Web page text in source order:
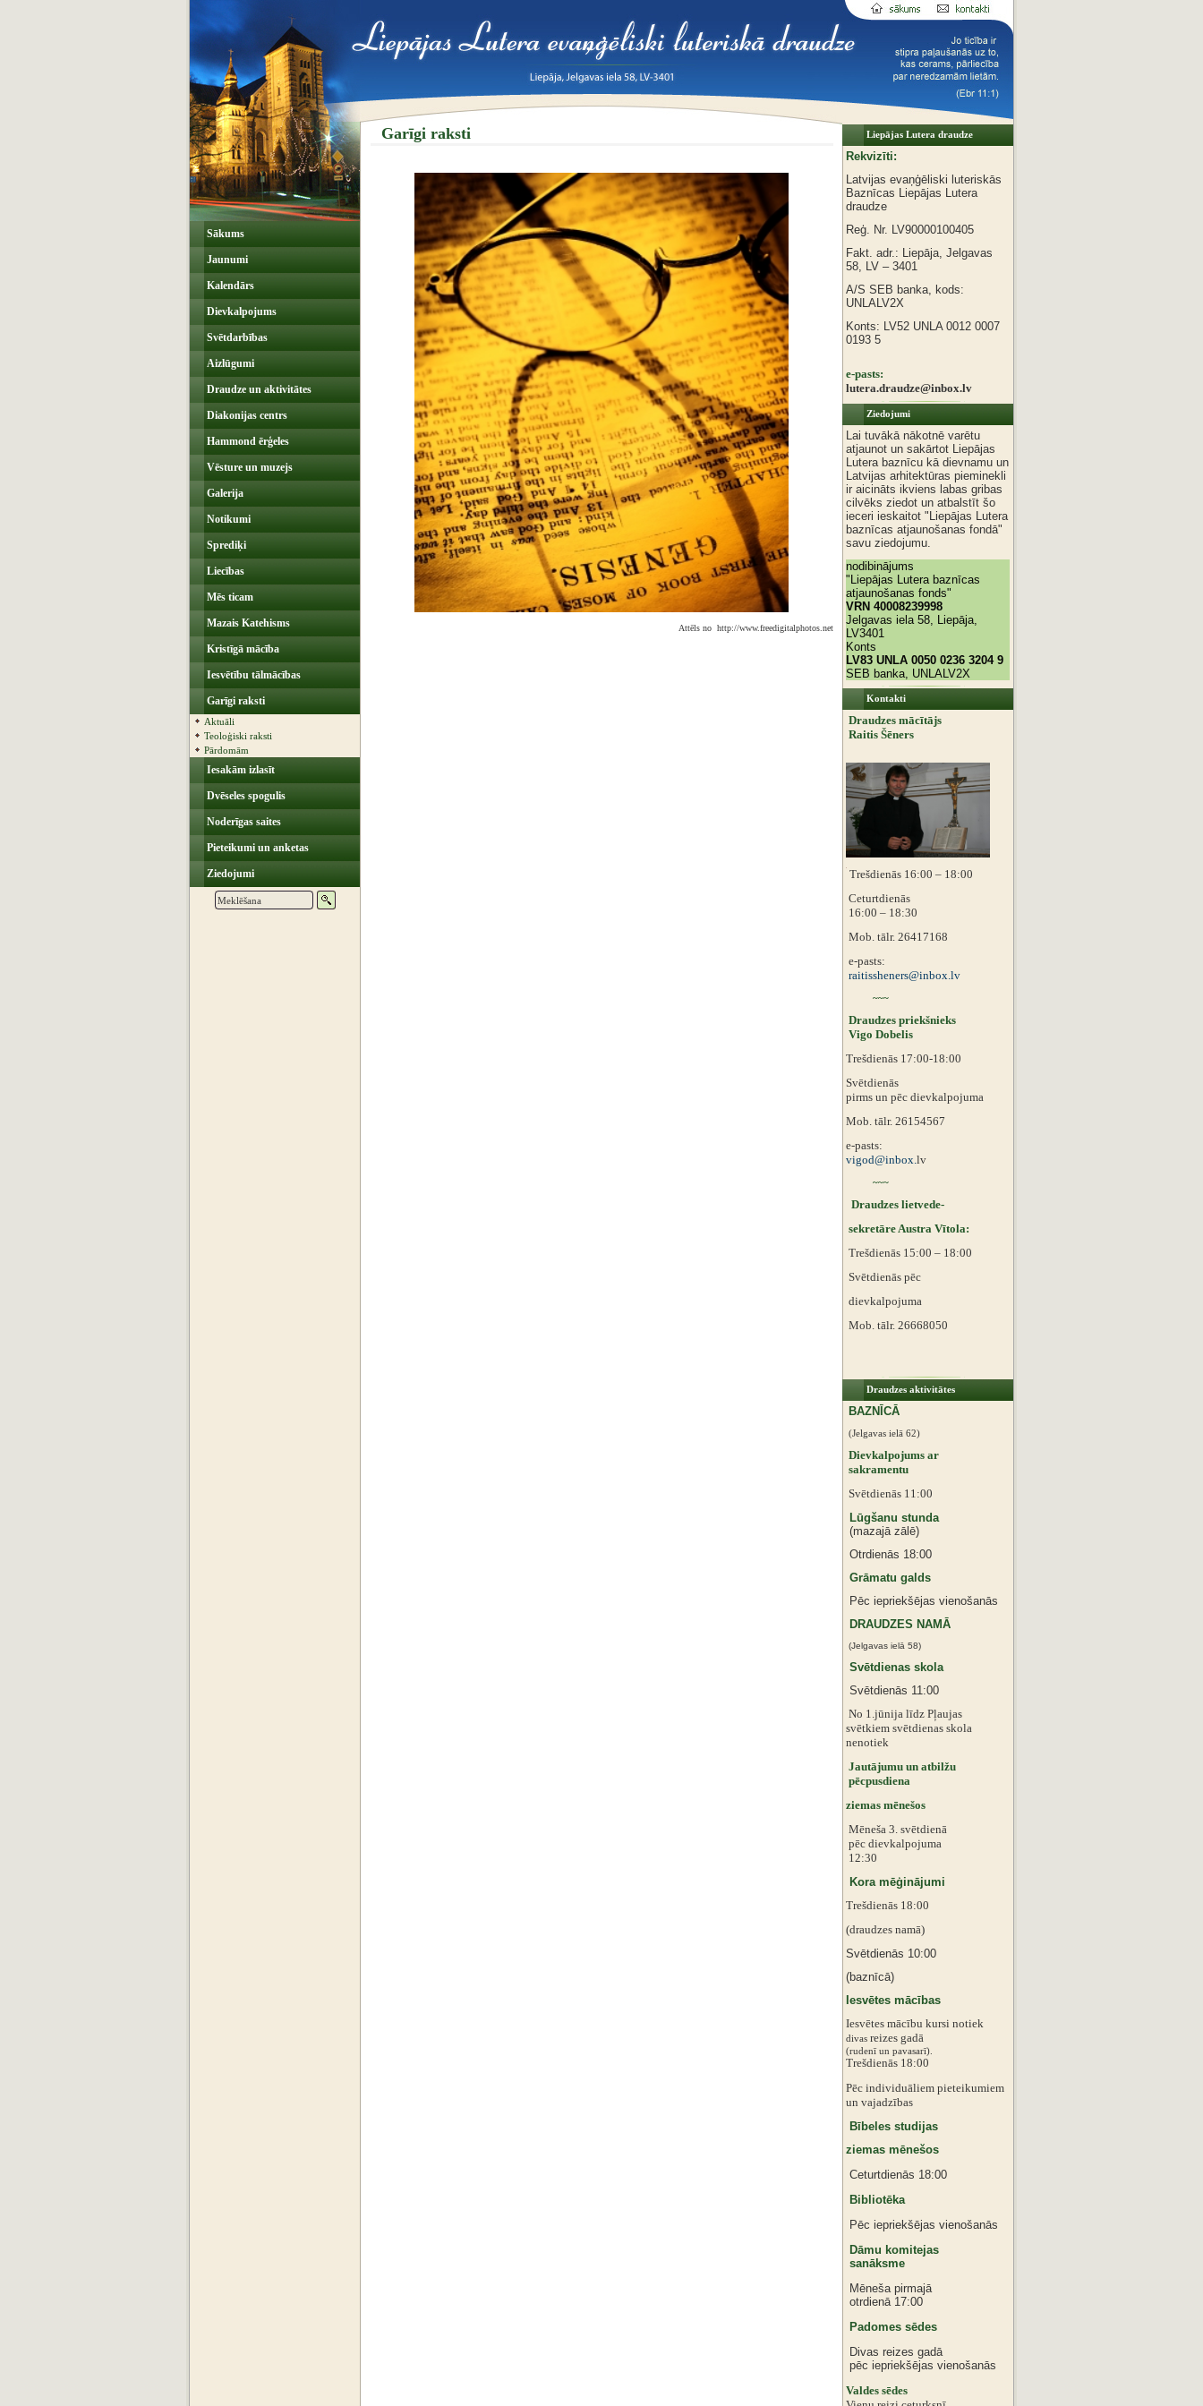
Sākums
Jaunumi
Kalendārs
Dievkalpojums
Svētdarbības
Aizlūgumi
Draudze un aktivitātes
Diakonijas centrs
Hammond ērģeles
Vēsture un muzejs
Galerija
Notikumi
Sprediķi
Liecības
Mēs ticam
Mazais Katehisms
Kristīgā mācība
Iesvētību tālmācības
Garīgi raksti
Aktuāli
Teoloģiski raksti
Pārdomām
Iesakām izlasīt
Dvēseles spogulis
Noderīgas saites
Pieteikumi un anketas
Ziedojumi
Garīgi raksti
Attēls no http://www.freedigitalphotos.net
Liepājas Lutera draudze
Rekvizīti:
Latvijas evaņģēliski luteriskās
Baznīcas Liepājas Lutera
draudze
Reģ. Nr. LV90000100405
Fakt. adr.: Liepāja, Jelgavas
58, LV – 3401
A/S SEB banka, kods:
UNLALV2X
Konts: LV52 UNLA 0012 0007
0193 5
e-pasts:
lutera.draudze@inbox.lv
Ziedojumi
Lai tuvākā nākotnē varētu
atjaunot un sakārtot Liepājas
Lutera baznīcu kā dievnamu un
Latvijas arhitektūras pieminekli
ir aicināts ikviens labas gribas
cilvēks ziedot un atbalstīt šo
ieceri ieskaitot "Liepājas Lutera
baznīcas atjaunošanas fondā"
savu ziedojumu.
nodibinājums
"Liepājas Lutera baznīcas
atjaunošanas fonds"
VRN 40008239998
Jelgavas iela 58, Liepāja,
LV3401
Konts
LV83 UNLA 0050 0236 3204 9
SEB banka, UNLALV2X
Kontakti
Draudzes mācītājs
Raitis Šēners
Trešdienās 16:00 – 18:00
Ceturtdienās
16:00 – 18:30
Mob. tālr. 26417168
e-pasts:
raitissheners@inbox.lv
~~~
Draudzes priekšnieks
Vigo Dobelis
Trešdienās 17:00-18:00
Svētdienās
pirms un pēc dievkalpojuma
Mob. tālr. 26154567
e-pasts:
vigod@inbox.lv
~~~
Draudzes lietvede-
sekretāre Austra Vītola:
Trešdienās 15:00 – 18:00
Svētdienās pēc
dievkalpojuma
Mob. tālr. 26668050
Draudzes aktivitātes
BAZNĪCĀ
(Jelgavas ielā 62)
Dievkalpojums ar
sakramentu
Svētdienās 11:00
Lūgšanu stunda
(mazajā zālē)
Otrdienās 18:00
Grāmatu galds
Pēc iepriekšējas vienošanās
DRAUDZES NAMĀ
(Jelgavas ielā 58)
Svētdienas skola
Svētdienās 11:00
No 1.jūnija līdz Pļaujas
svētkiem svētdienas skola
nenotiek
Jautājumu un atbilžu
pēcpusdiena
ziemas mēnešos
Mēneša 3. svētdienā
pēc dievkalpojuma
12:30
Kora mēģinājumi
Trešdienās 18:00
(draudzes namā)
Svētdienās 10:00
(baznīcā)
Iesvētes mācības
Iesvētes mācību kursi notiek
divas reizes gadā
‌‌(rudenī un pavasarī).
Trešdienās 18:00
Pēc individuāliem pieteikumiem
‌un vajadzības
Bībeles studijas
ziemas mēnešos
Ceturtdienās 18:00
Bibliotēka
Pēc iepriekšējas vienošanās
Dāmu komitejas
sanāksme
Mēneša pirmajā
otrdienā 17:00
Padomes sēdes
Divas reizes gadā
pēc iepriekšējas vienošanās
‌Valdes sēdes